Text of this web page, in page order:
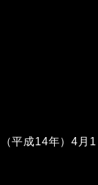
平成14年）4月1